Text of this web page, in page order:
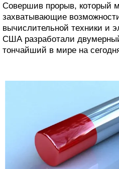
Совершив прорыв, который
захватывающие
вычислительной техники и
США разработали
тончайший в мире на